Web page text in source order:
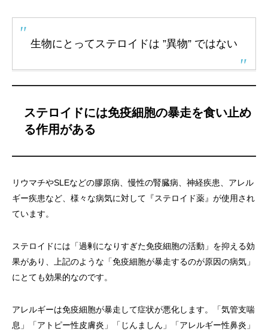
生物にとってステロイドは ”異物” ではない
ステロイドには免疫細胞の暴走を食い止め
る作用がある
リウマチやSLEなどの膠原病、慢性の腎臓病、神経疾患、アレル
ギー疾患など、様々な病気に対して『ステロイド薬』が使用され
ています。
ステロイドには「過剰になりすぎた免疫細胞の活動」を抑える効
果があり、上記のような「免疫細胞が暴走するのが原因の病気」
にとても効果的なのです。
アレルギーは免疫細胞が暴走して症状が悪化します。「気管支喘
息」「アトピー性皮膚炎」「じんましん」「アレルギー性鼻炎」